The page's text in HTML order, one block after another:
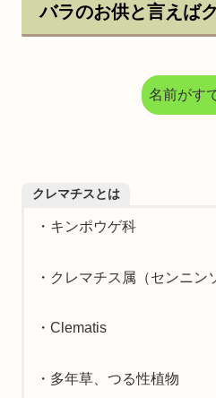
バラのお供と言えば
名前がす
クレマチスとは
・キンポウゲ科
・クレマチス属（センニン
・Clematis
・多年草、つる性植物